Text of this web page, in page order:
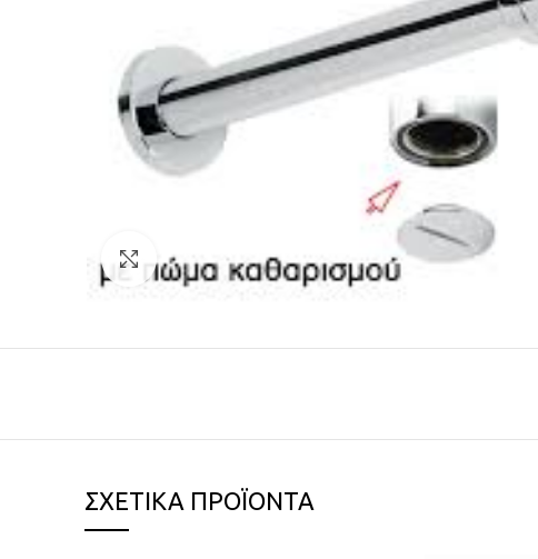
Κάντε κλικ για μεγέθυνση
ΣΧΕΤΙΚΆ ΠΡΟΪΌΝΤΑ